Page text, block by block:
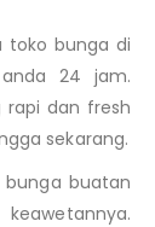
toko bunga di
24 jam.
rapi dan fresh
sekarang.
bunga buatan